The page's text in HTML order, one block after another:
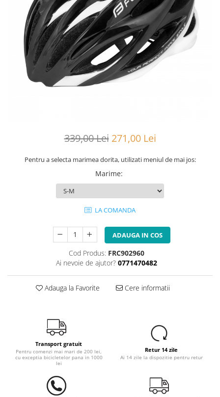
Reflectorizante
Roti ajutatoare
Sonerii
Stickere
Suporturi auto
Lanturi
Manete schimbator
Mansoane & Ghidoline
Pedale
Pinioane
339,00 Lei 271,00 Lei
Pentru a selecta marimea dorita, utilizati meniul de mai jos:
Marime:
LA COMANDA
ADAUGA IN COS
Cod Produs: FRC902960
Ai nevoie de ajutor? 0771470482
Adauga la Favorite Cere informatii
Transport gratuit
Pentru comenzi mai mari de 200 lei,
cu exceptia bicicletelor pana in 1000
lei
Retur 14 zile
Ai 14 zile la dispozitie pentru retur